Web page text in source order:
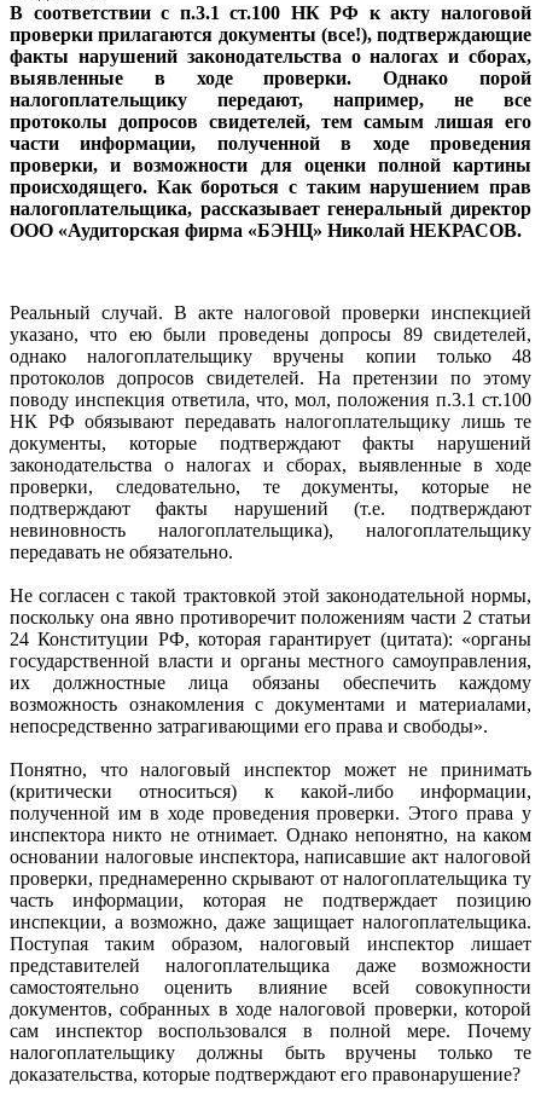
В соответствии с п.3.1 ст.100 НК РФ к акту налоговой
проверки прилагаются документы (все!), подтверждающие
факты нарушений законодательства о налогах и сборах,
выявленные в ходе проверки. Однако порой
налогоплательщику передают, например, не все
протоколы допросов свидетелей, тем самым лишая его
части информации, полученной в ходе проведения
проверки, и возможности для оценки полной картины
происходящего. Как бороться с таким нарушением прав
налогоплательщика, рассказывает генеральный директор
ООО «Аудиторская фирма «БЭНЦ» Николай НЕКРАСОВ.
Реальный случай. В акте налоговой проверки инспекцией
указано, что ею были проведены допросы 89 свидетелей,
однако налогоплательщику вручены копии только 48
протоколов допросов свидетелей. На претензии по этому
поводу инспекция ответила, что, мол, положения п.3.1 ст.100
НК РФ обязывают передавать налогоплательщику лишь те
документы, которые подтверждают факты нарушений
законодательства о налогах и сборах, выявленные в ходе
проверки, следовательно, те документы, которые не
подтверждают факты нарушений (т.е. подтверждают
невиновность налогоплательщика), налогоплательщику
передавать не обязательно.
Не согласен с такой трактовкой этой законодательной нормы,
поскольку она явно противоречит положениям части 2 статьи
24 Конституции РФ, которая гарантирует (цитата): «органы
государственной власти и органы местного самоуправления,
их должностные лица обязаны обеспечить каждому
возможность ознакомления с документами и материалами,
непосредственно затрагивающими его права и свободы».
Понятно, что налоговый инспектор может не принимать
(критически относиться) к какой-либо информации,
полученной им в ходе проведения проверки. Этого права у
инспектора никто не отнимает. Однако непонятно, на каком
основании налоговые инспектора, написавшие акт налоговой
проверки, преднамеренно скрывают от налогоплательщика ту
часть информации, которая не подтверждает позицию
инспекции, а возможно, даже защищает налогоплательщика.
Поступая таким образом, налоговый инспектор лишает
представителей налогоплательщика даже возможности
самостоятельно оценить влияние всей совокупности
документов, собранных в ходе налоговой проверки, которой
сам инспектор воспользовался в полной мере. Почему
налогоплательщику должны быть вручены только те
доказательства, которые подтверждают его правонарушение?